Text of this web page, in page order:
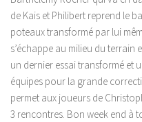
de Kais et Philibert reprend le
poteaux transformé par lui
s’échappe au milieu du terrain
un dernier essai transformé et
équipes pour la grande
permet aux joueurs de
3 rencontres. Bon week end à